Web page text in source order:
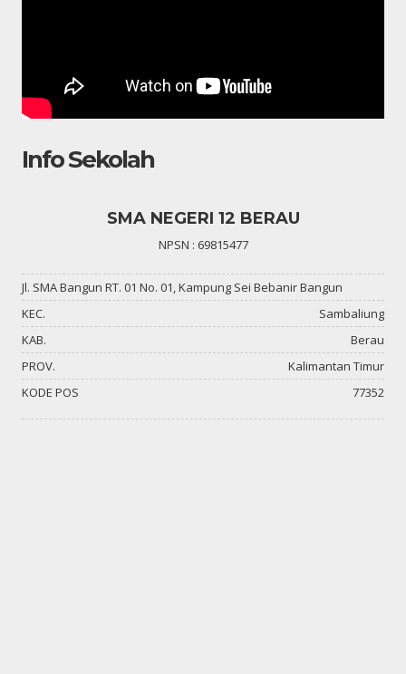
Info Sekolah
SMA NEGERI 12 BERAU
NPSN : 69815477
Jl. SMA Bangun RT. 01 No. 01, Kampung Sei Bebanir Bangun
KEC.
Sambaliung
KAB.
Berau
PROV.
Kalimantan Timur
KODE POS
77352